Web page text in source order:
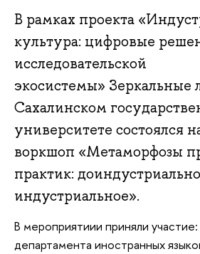
В рамках проекта
культура: цифровые
исследовательской
экосистемы» Зеркальные
Сахалинском
университете состоялся
воркшоп «Метаморфозы
практик:
индустриальное».
В мероприятиии приняли
департамента иностранных